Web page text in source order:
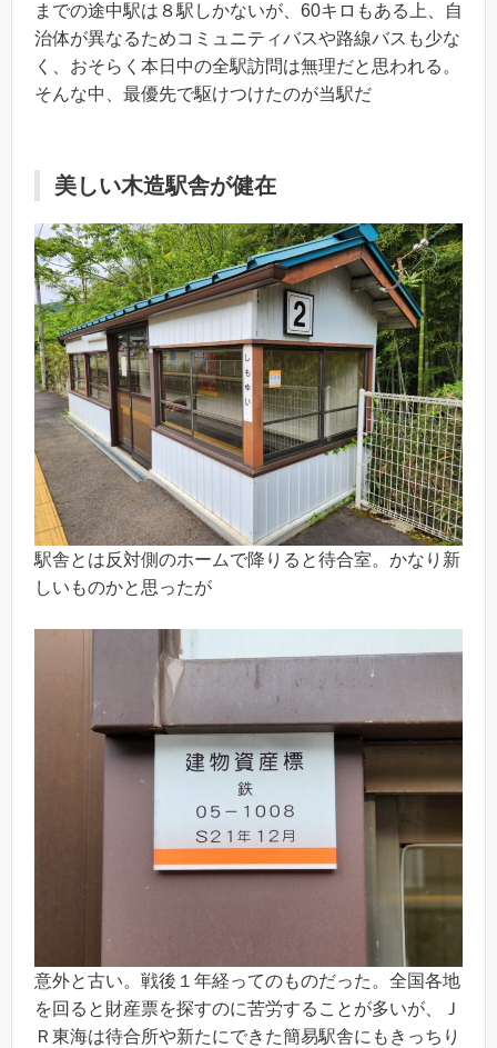
までの途中駅は８駅しかないが、60キロもある上、自
治体が異なるためコミュニティバスや路線バスも少な
く、おそらく本日中の全駅訪問は無理だと思われる。
そんな中、最優先で駆けつけたのが当駅だ
美しい木造駅舎が健在
駅舎とは反対側のホームで降りると待合室。かなり新
しいものかと思ったが
意外と古い。戦後１年経ってのものだった。全国各地
を回ると財産票を探すのに苦労することが多いが、Ｊ
Ｒ東海は待合所や新たにできた簡易駅舎にもきっちり